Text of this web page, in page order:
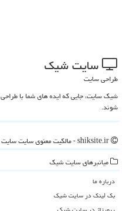
سایت شیك
طراحی سایت
شیک سایت، جایی که ایده های شما با
شوند.
میانبرهای سایت شیك
درباره ما
بک لینک در سایت شیك